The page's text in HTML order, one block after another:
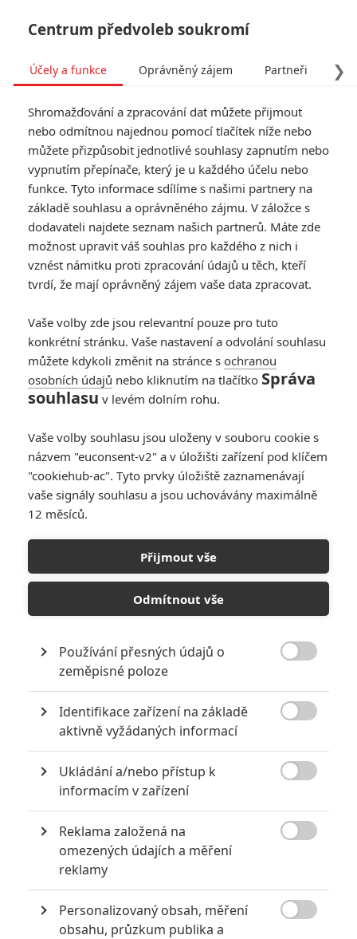
Tag: Darius Dawson
ČLÁNKY FILMY(0) OSOBY(0) VIDEA (0)
Lost Planet: V
chystané sci-fi se
záhadně odmlčí
kolonie
RECENZE FILMŮ
10
Schnirch nebarví hnus českých dějin
narůžovo
5
Recenze: Záhada strašidelného
zámku úroveň štědrovečerních
8 Recenze: Občanská válka
6
Recenze: Godzilla x Kong: Nové
impérium
8 Recenze: Opičí muž
POSLEDNÍ KOMENTOVANÉ
3ČLÁNEK | 01.08.2026 16:40
Marvel nečekaně zrušil již schválené pokračování
Centrum předvoleb soukromí
❯
Účely a funkce Oprávněný zájem Partneři
Shromažďování a zpracování dat můžete přijmout
nebo odmítnou najednou pomocí tlačítek níže nebo
můžete přizpůsobit jednotlivé souhlasy zapnutím nebo
vypnutím přepínače, který je u každého účelu nebo
funkce. Tyto informace sdílíme s našimi partnery na
základě souhlasu a oprávněného zájmu. V záložce s
dodavateli najdete seznam našich partnerů. Máte zde
možnost upravit váš souhlas pro každého z nich i
vznést námitku proti zpracování údajů u těch, kteří
tvrdí, že mají oprávněný zájem vaše data zpracovat.
Vaše volby zde jsou relevantní pouze pro tuto
konkrétní stránku. Vaše nastavení a odvolání souhlasu
můžete kdykoli změnit na stránce s ochranou
osobních údajů nebo kliknutím na tlačítko Správa
souhlasu v levém dolním rohu.
Vaše volby souhlasu jsou uloženy v souboru cookie s
názvem "euconsent-v2" a v úložišti zařízení pod klíčem
"cookiehub-ac". Tyto prvky úložiště zaznamenávají
vaše signály souhlasu a jsou uchovávány maximálně
12 měsíců.
Přijmout vše
Odmítnout vše
Používání přesných údajů o
zeměpisné poloze
Identifikace zařízení na základě
aktivně vyžádaných informací
Ukládání a/nebo přístup k
informacím v zařízení
Reklama založená na
omezených údajích a měření
reklamy
Personalizovaný obsah, měření
obsahu, průzkum publika a